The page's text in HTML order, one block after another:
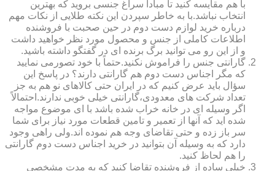
با هم مقایسه کنید تا مبادا سراغ جنسی بروید که بهترین
انتخاب نباشد.با به خاطر سپردن این نکته طلایی از نکات مهم
درباره خرید لوازم دست دوم در حین صحبت با فروشنده
اطلاعات کاملی از جنس و محصول مورد نظر خواهید داشت
و از این رو می توانید برگ برنده ای در گفتگو داشته باشید.
گارانتی جنس را فراموش نکنید.حتماً با خود تصورمی نمایید
که مگر اجناس دست دوم هم گارانتی دارند؟ در پاسخ این
سؤال باید عرض کنیم که در ایران حتی کالاهای نو هم به جز
تعداد شرکت های معدودی،گارانتی خیلی خوبی ندارند.احتمالاً
اگر وسیله ای در خانه خراب شده باشد با ای موضوع مواجه
شده اید که آنها از تعمیر و تامین قطعات مورد نیاز برای شما
سر باز زده و حتی تقاضای وجه هم نموده اند.ولی راهی وجود
دارد که به وسیله آن بتوانید در خرید اجناس دست دوم گارانتی
را هم لحاظ کنید.
خیلی ساده از فروشنده تقاضا کنید که به مدت مشخصی